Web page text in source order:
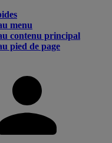
menu
contenu principal
pied de page